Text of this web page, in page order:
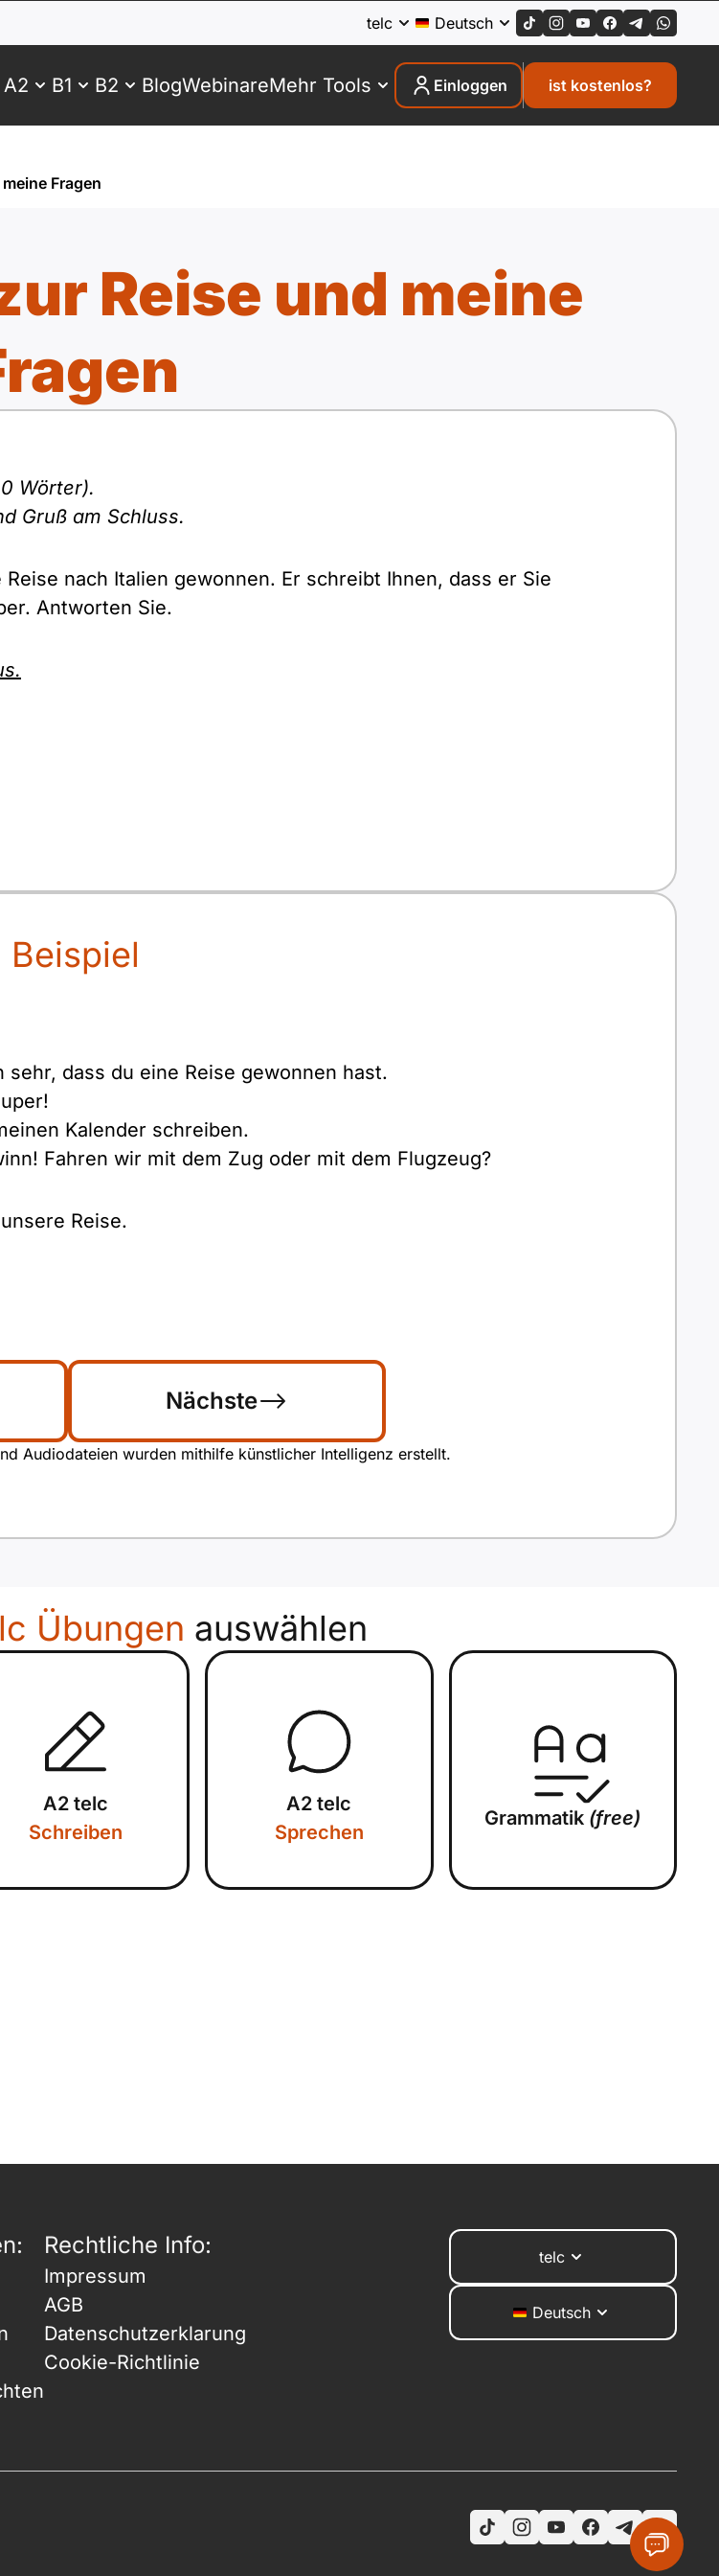
telc Deutsch
A2 B1 B2 BlogWebinareMehr Tools Einloggen ist kostenlos?
Fragen
Reise und meine
Wörter).
Gruß am Schluss.
nach Italien gewonnen. Er schreibt Ihnen, dass er Sie
Antworten Sie.
Beispiel
dass du eine Reise gewonnen hast.
Kalender schreiben.
Fahren wir mit dem Zug oder mit dem Flugzeug?
Reise.
Nächste
Audiodateien wurden mithilfe künstlicher Intelligenz erstellt.
Übungen auswählen
A2 telc
Schreiben
A2 telc
Sprechen
Grammatik (free)
Rechtliche Info:
Impressum
AGB
Datenschutzerklarung
Cookie-Richtlinie
telc
Deutsch